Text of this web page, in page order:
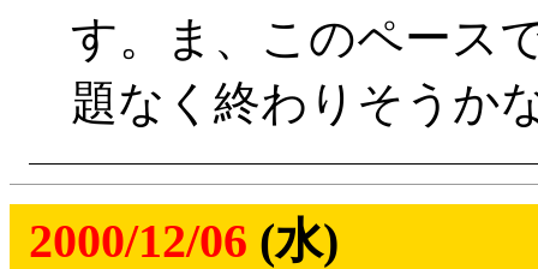
す。ま、このペース
題なく終わりそうか
2000/12/06 (水)